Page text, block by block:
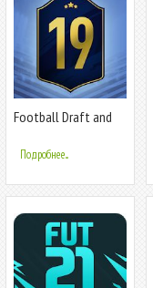
Football Draft and
Подробнее...